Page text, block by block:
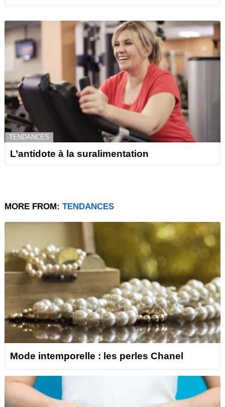
TENDANCES
L’antidote à la suralimentation
MORE FROM: TENDANCES
Mode intemporelle : les perles Chanel